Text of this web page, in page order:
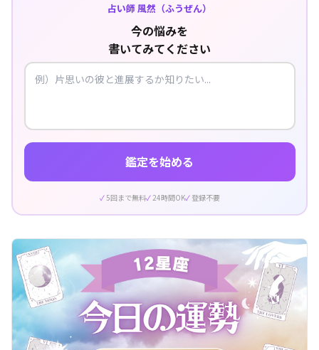
占い師 風然（ふうぜん）
今の悩みを
書いてみてください
鑑定を始める
5回まで無料 24時間OK 登録不要